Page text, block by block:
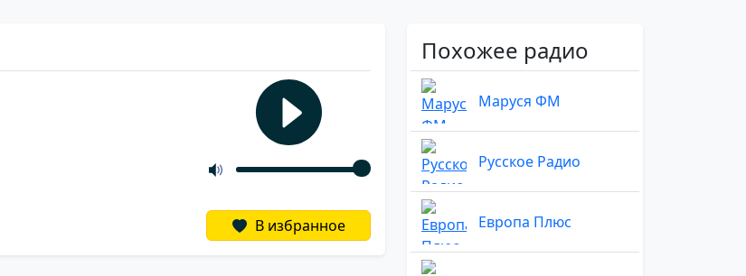
В избранное
Похожее радио
Маруся ФМ
Русское Радио
Европа Плюс